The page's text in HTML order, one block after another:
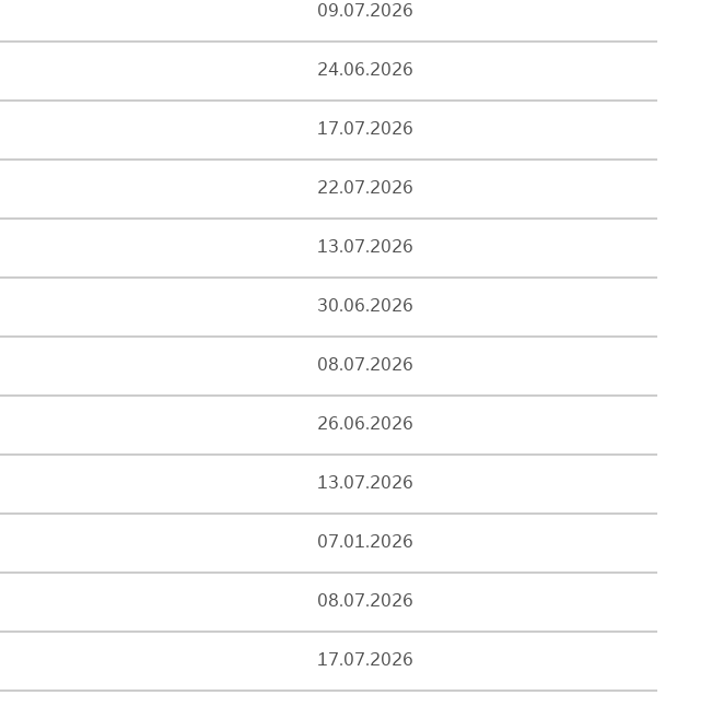
09.07.2026
24.06.2026
17.07.2026
22.07.2026
13.07.2026
30.06.2026
08.07.2026
26.06.2026
13.07.2026
07.01.2026
08.07.2026
17.07.2026